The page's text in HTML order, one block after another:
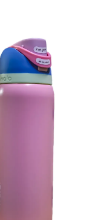
lista de
deseos